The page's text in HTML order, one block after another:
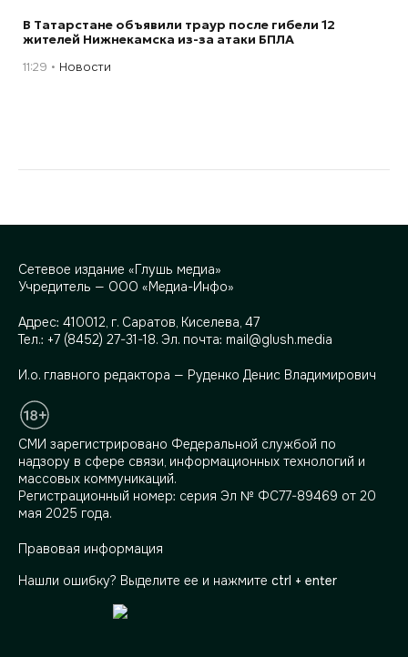
В Татарстане объявили траур после гибели 12
жителей Нижнекамска из-за атаки БПЛА
11:29 Новости
Сетевое издание «Глушь медиа»
Учредитель — ООО «Медиа-Инфо»
Адрес: 410012, г. Саратов, Киселева, 47
Тел.: +7 (8452) 27-31-18. Эл. почта: mail@glush.media
И.о. главного редактора — Руденко Денис Владимирович
СМИ зарегистрировано Федеральной службой по
надзору в сфере связи, информационных технологий и
массовых коммуникаций.
Регистрационный номер: серия Эл № ФС77-89469 от 20
мая 2025 года.
Правовая информация
Нашли ошибку? Выделите ее и нажмите ctrl + enter